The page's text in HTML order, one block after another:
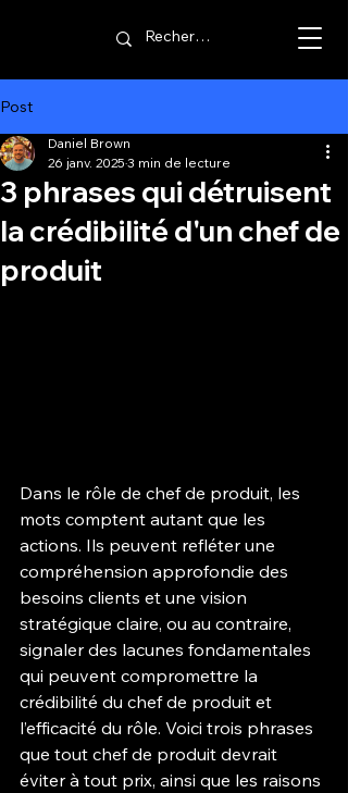
Post
3 phrases qui détruisent
la crédibilité d'un chef de
produit
Daniel Brown
26 janv. 2025 3 min de lecture
Dans le rôle de chef de produit, les
mots comptent autant que les
actions. Ils peuvent refléter une
compréhension approfondie des
besoins clients et une vision
stratégique claire, ou au contraire,
signaler des lacunes fondamentales
qui peuvent compromettre la
crédibilité du chef de produit et
l’efficacité du rôle. Voici trois phrases
que tout chef de produit devrait
éviter à tout prix, ainsi que les raisons